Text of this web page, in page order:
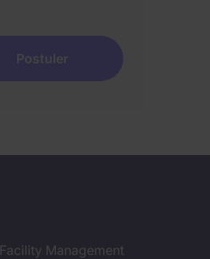
Postuler
Facility Management